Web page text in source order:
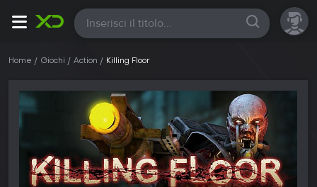
Tutte
Home Giochi Action Killing Floor